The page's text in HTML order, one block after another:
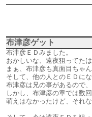
布津彦ゲット
布津彦ＥＤみました。
おかしいな、遠夜狙ってた
まぁ、布津彦も真面目ちゃ
そして、他の人とのＥＤに
布津彦は兄の事があるので
しかし、布津彦の章では数
萌えはなかったけど、それ